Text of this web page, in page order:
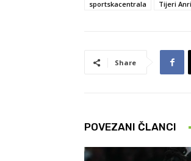
sportskacentrala
Tijeri Anri
Share
POVEZANI ČLANCI